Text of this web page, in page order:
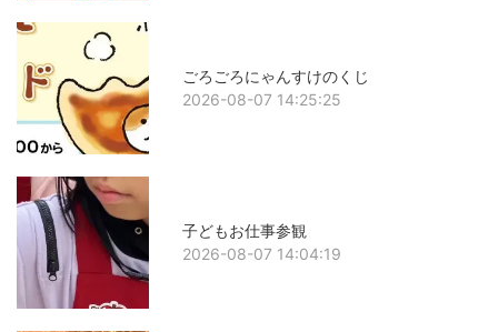
ごろごろにゃんすけのくじ
2026-08-07 14:25:25
子どもお仕事参観
2026-08-07 14:04:19